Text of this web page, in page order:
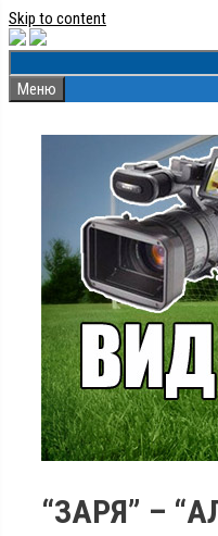
Skip to content
Меню
“ЗАРЯ” –